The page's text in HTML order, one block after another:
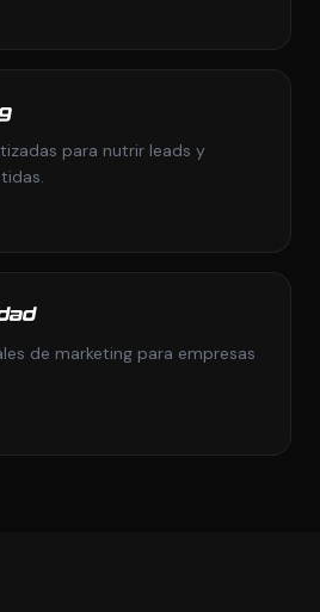
para nutrir leads y
de marketing para empresas